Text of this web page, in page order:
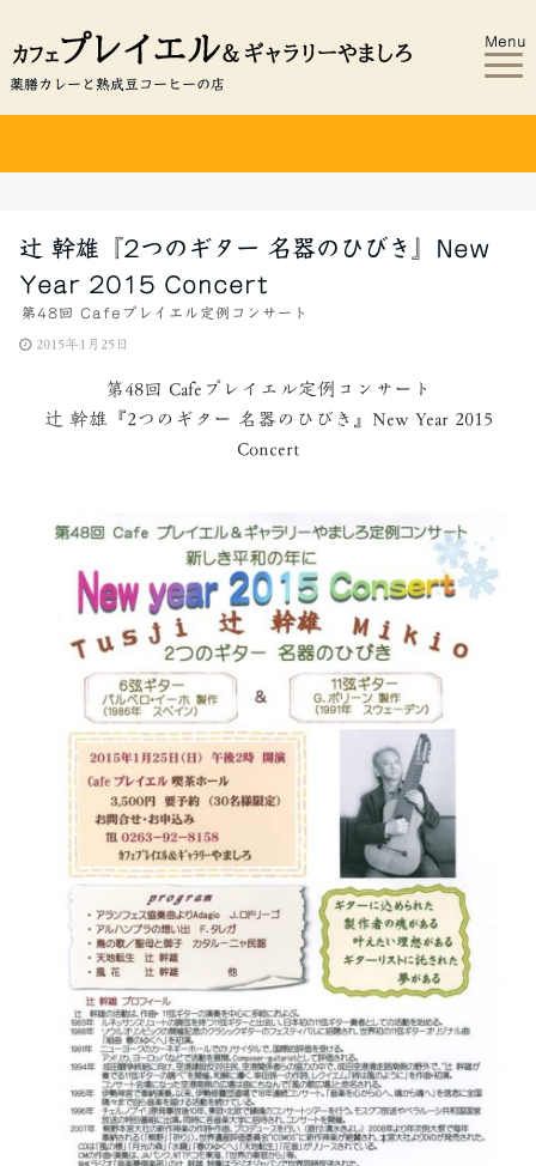
薬膳カレーと熟成豆コーヒーの店
Menu
辻 幹雄『2つのギター 名器のひびき』New
Year 2015 Concert
第48回 Cafeプレイエル定例コンサート
2015年1月25日
第48回 Cafeプレイエル定例コンサート
辻 幹雄『2つのギター 名器のひびき』New Year 2015
Concert